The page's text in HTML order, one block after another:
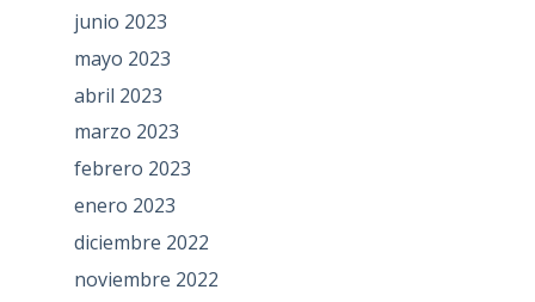
junio 2023
mayo 2023
abril 2023
marzo 2023
febrero 2023
enero 2023
diciembre 2022
noviembre 2022